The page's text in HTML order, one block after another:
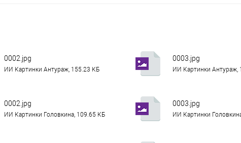
0002.jpg
ИИ Картинки Антураж, 155.23 КБ
0003.jpg
ИИ Картинки Антураж,
0002.jpg
ИИ Картинки Головкина, 109.65 КБ
0003.jpg
ИИ Картинки